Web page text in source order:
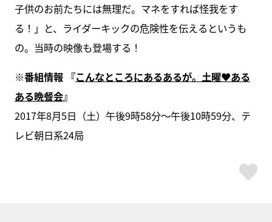
子供のお前たちには無理だ。マネをすれば怪我をす
る！」と、ライダーキックの危険性を伝えるというも
の。当時の映像も登場する！
※番組情報 『こんなところにあるあるが。土曜♥ある
ある晩餐会』
2017年8月5日（土）午後9時58分～午後10時59分、テ
レビ朝日系24局